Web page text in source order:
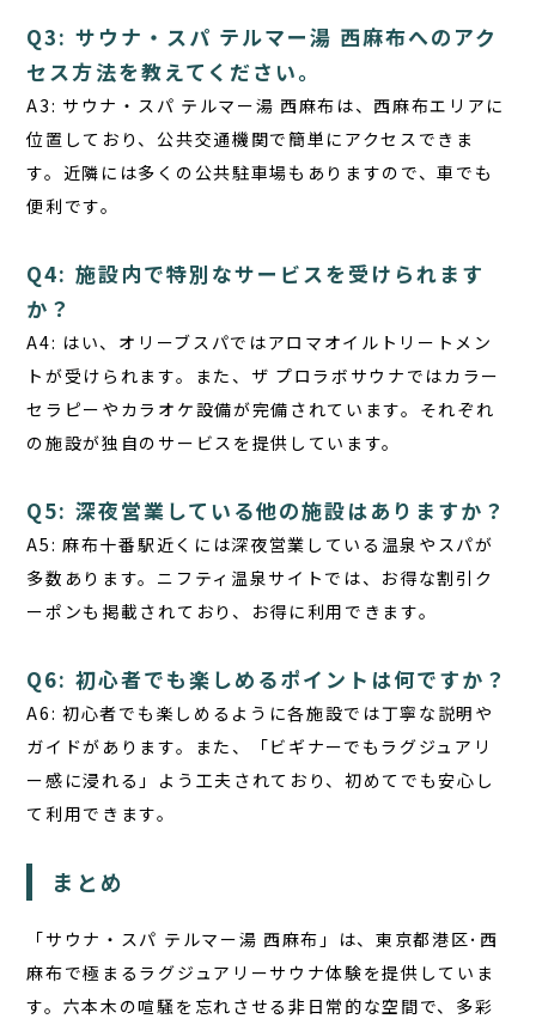
Q3: サウナ・スパ テルマー湯 西麻布へのアク
セス方法を教えてください。
A3: サウナ・スパ テルマー湯 西麻布は、西麻布エリアに
位置しており、公共交通機関で簡単にアクセスできま
す。近隣には多くの公共駐車場もありますので、車でも
便利です。
Q4: 施設内で特別なサービスを受けられます
か？
A4: はい、オリーブスパではアロマオイルトリートメン
トが受けられます。また、ザ プロラボサウナではカラー
セラピーやカラオケ設備が完備されています。それぞれ
の施設が独自のサービスを提供しています。
Q5: 深夜営業している他の施設はありますか？
A5: 麻布十番駅近くには深夜営業している温泉やスパが
多数あります。ニフティ温泉サイトでは、お得な割引ク
ーポンも掲載されており、お得に利用できます。
Q6: 初心者でも楽しめるポイントは何ですか？
A6: 初心者でも楽しめるように各施設では丁寧な説明や
ガイドがあります。また、「ビギナーでもラグジュアリ
ー感に浸れる」よう工夫されており、初めてでも安心し
て利用できます。
まとめ
「サウナ・スパ テルマー湯 西麻布」は、東京都港区･西
麻布で極まるラグジュアリーサウナ体験を提供していま
す。六本木の喧騒を忘れさせる非日常的な空間で、多彩